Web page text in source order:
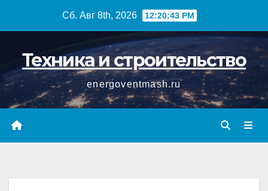
Сб. Авг 8th, 2026 12:20:44 PM
Техника и строительство
energoventmash.ru